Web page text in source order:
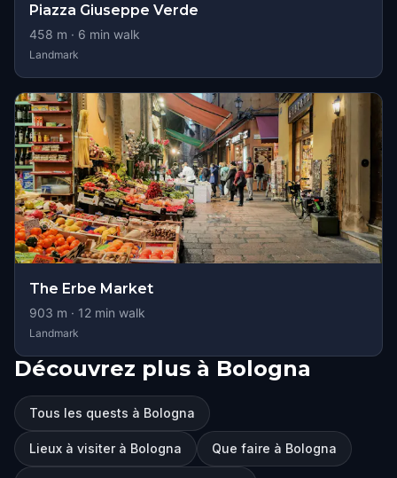
Piazza Giuseppe Verde
458 m · 6 min walk
Landmark
The Erbe Market
903 m · 12 min walk
Landmark
Découvrez plus à Bologna
Tous les quests à Bologna
Lieux à visiter à Bologna Que faire à Bologna